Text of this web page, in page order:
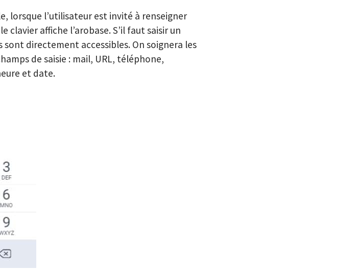
lorsque l’utilisateur est invité à renseigner
clavier affiche l’arobase. S’il faut saisir un
directement accessibles. On soignera les
de saisie : mail, URL, téléphone,
et date.